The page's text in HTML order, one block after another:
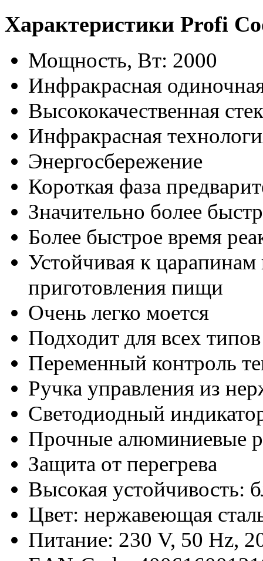
Характеристики Profi
Мощность, Вт: 2000
Инфракрасная
Высококачественная
Инфракрасная
Энергосбережение
Короткая фаза
Значительно более
Более быстрое время
Устойчивая к царапинам
приготовления пищи
Очень легко моется
Подходит для всех
Переменный контроль
Ручка управления из
Светодиодный
Прочные алюминиевые
Защита от перегрева
Высокая устойчивость:
Цвет: нержавеющая
Питание: 230 V, 50 Hz,